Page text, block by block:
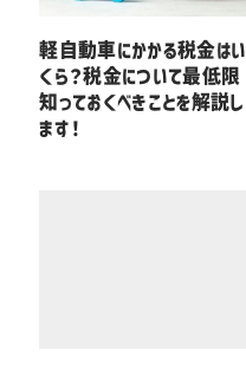
軽自動車にかかる税金はい
くら？税金について最低限
知っておくべきことを解説し
ます！